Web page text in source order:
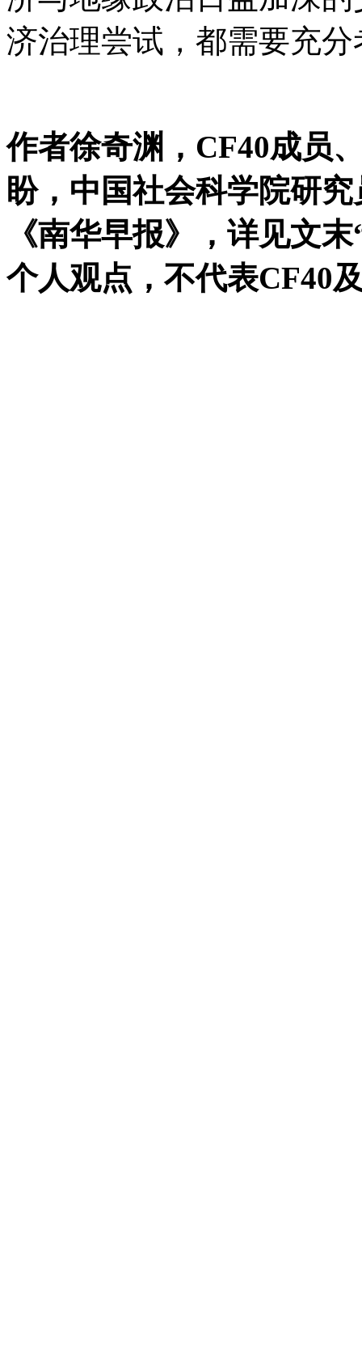
济治理尝试，都需要充
作者徐奇渊，CF40成员
盼，中国社会科学院研
《南华早报》，详见文
个人观点，不代表CF40